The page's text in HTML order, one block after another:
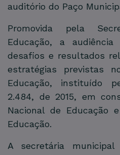
auditório do Paço
Promovida pela
Educação, a
desafios e resultados
estratégias previstas
Educação, instituído
2.484, de 2015, em
Nacional de Educação
Educação.
A secretária